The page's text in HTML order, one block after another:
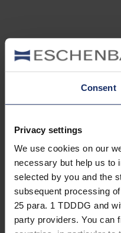
Consent
Privacy settings
We use cookies on our
necessary but help us to
selected by you and the
subsequent processing
25 para. 1 TDDDG and
party providers. You can